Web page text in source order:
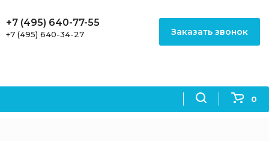
0
+7 (495) 640-77-55
+7 (495) 640-34-27 Заказать звонок